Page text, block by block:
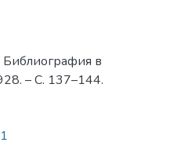
в
– C. 137–144.